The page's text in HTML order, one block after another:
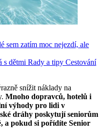
sem zatím moc nejezdí, ale
s dětmi Rady a tipy Cestování
snížit náklady na
Mnoho dopravců, hotelů i
výhody pro lidi v
dráhy poskytují seniorům
a pokud si pořídíte Senior